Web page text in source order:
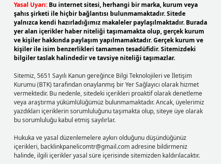
Yasal Uyarı: Bu internet sitesi, herhangi bir marka, kurum veya
şahıs şirketi ile hiçbir bağlantısı bulunmamaktadır. Sitede
yalnızca kendi hazırladığımız makaleler paylaşılmaktadır. Burada
yer alan içerikler haber niteliği taşımamakta olup, gerçek kurum
ve kişiler hakkında paylaşım yapılmamaktadır. Gerçek kurum ve
kişiler ile isim benzerlikleri tamamen tesadüfidir. Sitemizdeki
bilgiler taslak halindedir ve tavsiye niteliği taşımazlar.
Sitemiz, 5651 Sayılı Kanun gereğince Bilgi Teknolojileri ve İletişim
Kurumu (BTK) tarafından onaylanmış bir Yer Sağlayıcı olarak hizmet
vermektedir. Bu nedenle, sitedeki içerikleri proaktif olarak denetleme
veya araştırma yükümlülüğümüz bulunmamaktadır. Ancak, üyelerimiz
yazdıkları içeriklerin sorumluluğunu taşımakta olup, siteye üye olarak
bu sorumluluğu kabul etmiş sayılırlar.
Hukuka ve yasal düzenlemelere aykırı olduğunu düşündüğünüz
içerikleri, backlinkpanelicomtr@gmail.comadresine bildirmeniz
halinde, ilgili içerikler yasal süre içerisinde sitemizden kaldırılacaktır.